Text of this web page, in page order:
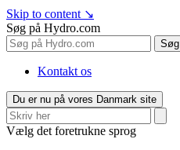
Skip to content ↘
Søg på Hydro.com
Søg
Kontakt os
Du er nu på vores Danmark site
Vælg det foretrukne sprog